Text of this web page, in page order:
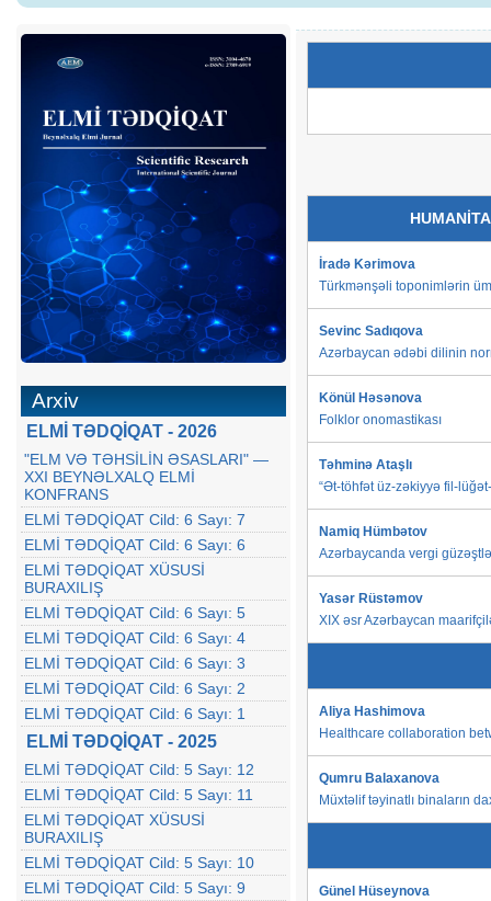
Arxiv
ELMİ TƏDQİQAT - 2026
"ELM VƏ TƏHSİLİN ƏSASLARI" —
XXI BEYNƏLXALQ ELMİ
KONFRANS
ELMİ TƏDQİQAT Cild: 6 Sayı: 7
ELMİ TƏDQİQAT Cild: 6 Sayı: 6
ELMİ TƏDQİQAT XÜSUSİ
BURAXILIŞ
ELMİ TƏDQİQAT Cild: 6 Sayı: 5
ELMİ TƏDQİQAT Cild: 6 Sayı: 4
ELMİ TƏDQİQAT Cild: 6 Sayı: 3
ELMİ TƏDQİQAT Cild: 6 Sayı: 2
ELMİ TƏDQİQAT Cild: 6 Sayı: 1
ELMİ TƏDQİQAT - 2025
ELMİ TƏDQİQAT Cild: 5 Sayı: 12
ELMİ TƏDQİQAT Cild: 5 Sayı: 11
ELMİ TƏDQİQAT XÜSUSİ
BURAXILIŞ
ELMİ TƏDQİQAT Cild: 5 Sayı: 10
ELMİ TƏDQİQAT Cild: 5 Sayı: 9
İradə Kərimova
Türkmənşəli toponimlərin
Sevinc Sadıqova
Azərbaycan ədəbi dilinin
Könül Həsənova
Folklor onomastikası
Təhminə Ataşlı
“Ət-töhfət üz-zəkiyyə fil-
Namiq Hümbətov
Azərbaycanda vergi
Yasər Rüstəmov
XIX əsr Azərbaycan
Aliya Hashimova
Healthcare collaboration
Qumru Balaxanova
Müxtəlif təyinatlı binaların
Günel Hüseynova